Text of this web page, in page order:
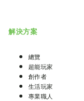
解決方案
總覽
超能玩家
創作者
生活玩家
專業職人